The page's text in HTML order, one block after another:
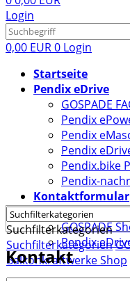
Login
0,00 EUR0 Login
Startseite
Pendix eDrive
GOSPADE
Pendix
Pendix
Pendix
Pendix.bike
Pendix-
Kontaktformular
Shop
GOSPADE
Pendix
Suchfilterkategorien
Suchfilterkategorien
Balkonkraftwerke Shop
Kontakt